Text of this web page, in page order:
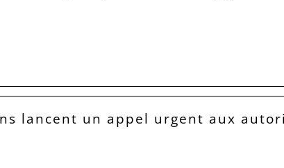
lancent un appel urgent aux